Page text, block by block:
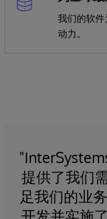
我们的软
动力。
提供了我们
足我们的业